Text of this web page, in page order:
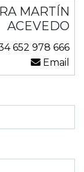
MARTÍN
ACEVEDO
652 978 666
Email